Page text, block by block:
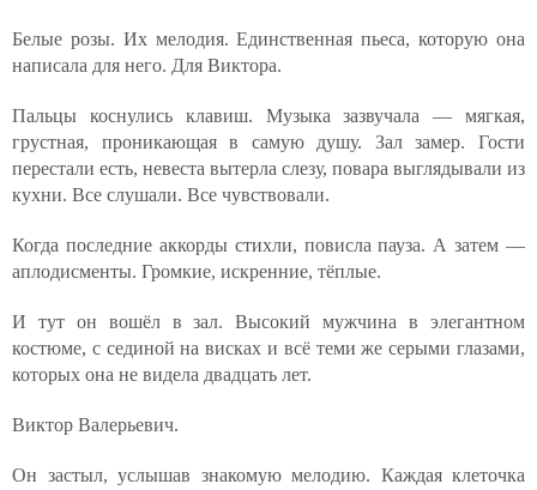
Белые розы. Их мелодия. Единственная пьеса, которую она
написала для него. Для Виктора.
Пальцы коснулись клавиш. Музыка зазвучала — мягкая,
грустная, проникающая в самую душу. Зал замер. Гости
перестали есть, невеста вытерла слезу, повара выглядывали из
кухни. Все слушали. Все чувствовали.
Когда последние аккорды стихли, повисла пауза. А затем —
аплодисменты. Громкие, искренние, тёплые.
И тут он вошёл в зал. Высокий мужчина в элегантном
костюме, с сединой на висках и всё теми же серыми глазами,
которых она не видела двадцать лет.
Виктор Валерьевич.
Он застыл, услышав знакомую мелодию. Каждая клеточка